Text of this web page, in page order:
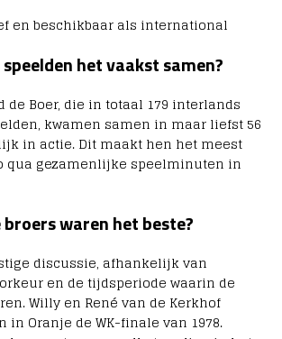
en beschikbaar als international
het vaakst samen?
de Boer, die in totaal 179 interlands
kwamen samen in maar liefst 56
in actie. Dit maakt hen het meest
qua gezamenlijke speelminuten in
waren het beste?
discussie, afhankelijk van
en de tijdsperiode waarin de
Willy en René van de Kerkhof
in Oranje de WK-finale van 1978.